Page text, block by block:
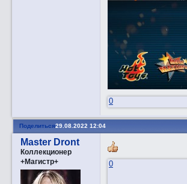
0
Поделиться29.08.2022 12:04
Master Dront
Коллекционер
+Магистр+
0